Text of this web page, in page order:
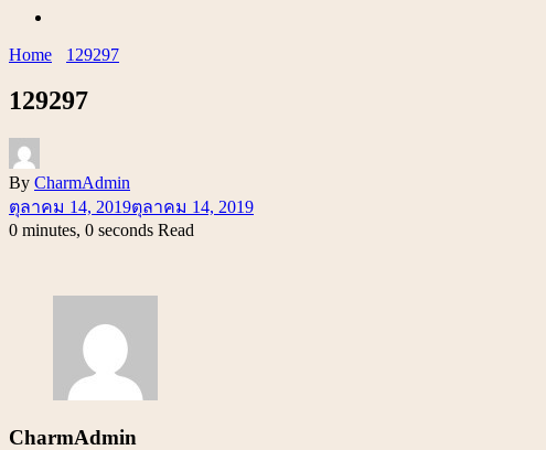
Home 129297
129297
By CharmAdmin
ตุลาคม 14, 2019ตุลาคม 14, 2019
0 minutes, 0 seconds Read
CharmAdmin